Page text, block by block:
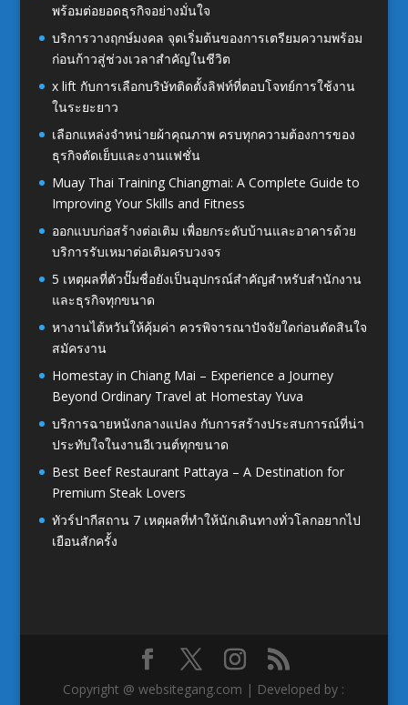
พร้อมต่อยอดธุรกิจอย่างมั่นใจ
บริการวางฤกษ์มงคล จุดเริ่มต้นของการเตรียมความพร้อม
ก่อนก้าวสู่ช่วงเวลาสำคัญในชีวิต
x lift กับการเลือกบริษัทติดตั้งลิฟท์ที่ตอบโจทย์การใช้งาน
ในระยะยาว
เลือกแหล่งจำหน่ายผ้าคุณภาพ ครบทุกความต้องการของ
ธุรกิจตัดเย็บและงานแฟชั่น
Muay Thai Training Chiangmai: A Complete Guide to
Improving Your Skills and Fitness
ออกแบบก่อสร้างต่อเติม เพื่อยกระดับบ้านและอาคารด้วย
บริการรับเหมาต่อเติมครบวงจร
5 เหตุผลที่ตัวปั๊มชื่อยังเป็นอุปกรณ์สำคัญสำหรับสำนักงาน
และธุรกิจทุกขนาด
หางานไต้หวันให้คุ้มค่า ควรพิจารณาปัจจัยใดก่อนตัดสินใจ
สมัครงาน
Homestay in Chiang Mai – Experience a Journey
Beyond Ordinary Travel at Homestay Yuva
บริการฉายหนังกลางแปลง กับการสร้างประสบการณ์ที่น่า
ประทับใจในงานอีเวนต์ทุกขนาด
Best Beef Restaurant Pattaya – A Destination for
Premium Steak Lovers
ทัวร์ปากีสถาน 7 เหตุผลที่ทำให้นักเดินทางทั่วโลกอยากไป
เยือนสักครั้ง
Copyright @ websitegang.com | Developed by :